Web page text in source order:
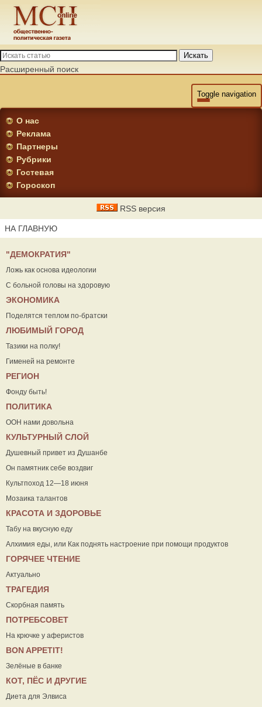
Искать
Расширенный поиск
Toggle navigation
О нас
Реклама
Партнеры
Рубрики
Гостевая
Гороскоп
RSS версия
НА ГЛАВНУЮ
"ДЕМОКРАТИЯ"
Ложь как основа идеологии
С больной головы на здоровую
ЭКОНОМИКА
Поделятся теплом по-братски
ЛЮБИМЫЙ ГОРОД
Тазики на полку!
Гименей на ремонте
РЕГИОН
Фонду быть!
ПОЛИТИКА
ООН нами довольна
КУЛЬТУРНЫЙ СЛОЙ
Душевный привет из Душанбе
Он памятник себе воздвиг
Культпоход 12—18 июня
Мозаика талантов
КРАСОТА И ЗДОРОВЬЕ
Табу на вкусную еду
Алхимия еды, или Как поднять настроение при помощи продуктов
ГОРЯЧЕЕ ЧТЕНИЕ
Актуально
ТРАГЕДИЯ
Скорбная память
ПОТРЕБСОВЕТ
На крючке у аферистов
ВON APPETIT!
Зелёные в банке
КОТ, ПЁС И ДРУГИЕ
Диета для Элвиса